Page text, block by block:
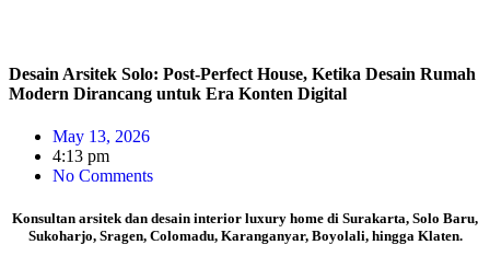
Desain Arsitek Solo: Post-Perfect House, Ketika Desain Rumah
Modern Dirancang untuk Era Konten Digital
May 13, 2026
4:13 pm
No Comments
Konsultan arsitek dan desain interior luxury home di Surakarta, Solo Baru,
Sukoharjo, Sragen, Colomadu, Karanganyar, Boyolali, hingga Klaten.